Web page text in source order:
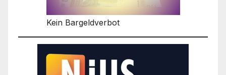
Kein Bargeldverbot